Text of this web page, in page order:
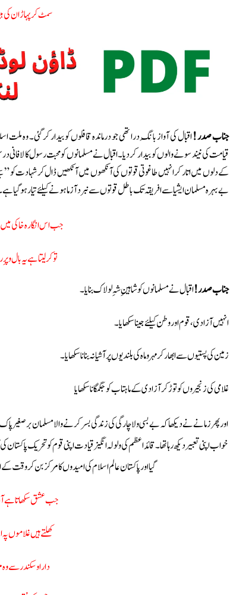
سمٹ کر پہاڑ ان
جناب صدر !اقبال کی آواز بانگِ در ا تھی جو درماندہ قافلوں کو بیدار کر گئی۔ وہ
قیامت کی نیند سونے والوں کو بیدار کر دیا۔ اقبال نے مسلمانوں کو محبت رسول کا
کے دلوں میں اتار کر انہیں طاغوتی قوتوں کی آنکھوں میں آنکھیں ڈال کر شہادت کو
بے بہرہ مسلمان ایشیا سے افریقہ تک باطل قوتوں سے نبرد آزما ہونے کیلئے تیار ہو گیا
جب اس انگاره خا کی
تو کر لیتا ہے یہ بال و
جناب صدر !اقبال نے مسلمانوں کو شاہینِ شہِ لولاک بنایا۔
انہیں آزادی ، قوم او ر وطن کیلئے جینا سکھایا۔
زمین کی پستیوں سے ابھار کر مہر و ماہ کی بلندیوں پر آشیانہ بنانا سکھایا۔
غلامی کی زنجیروں کو توڑ کر آزادی کے ماہتاب کو جگمگانا سکھایا
اور پھر زمانے نے دیکھا کہ بے بسی و لاچارگی کی زندگی بسر کرنے والا مسلمان برصغیر
خواب اپنی تعبیر دیکھ رہا تھا۔ قائد اعظم کی ولولہ انگیز قیادت اپنی قوم کو تحریک
گیا اور پاکستان عالم اسلام کی امیدوں کا مرکز بن کر وقت
جب عشق سکھاتا ہے
کھلتے ہیں غلاموں
دارا و سکندر سے وہ